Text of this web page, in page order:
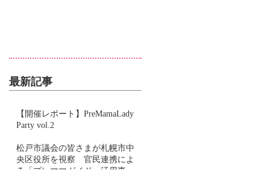
最新記事
【開催レポート】PreMamaLady
Party vol.2
松戸市議会の皆さまが札幌市中
央区役所を視察 官民連携によ
る「プレママガイド」活用事例